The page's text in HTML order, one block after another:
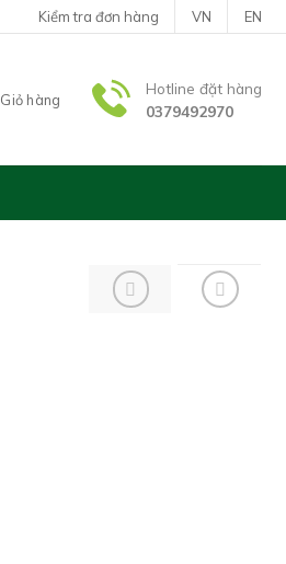
Kiểm tra đơn hàng VN EN
Giỏ hàng
Hotline đặt hàng
0379492970